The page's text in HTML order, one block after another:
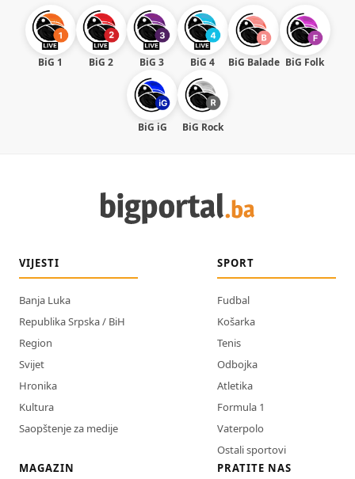
BiG 1 BiG 2 BiG 3 BiG 4 BiG Balade BiG Folk
BiG iG BiG Rock
VIJESTI
Banja Luka
Republika Srpska / BiH
Region
Svijet
Hronika
Kultura
Saopštenje za medije
SPORT
Fudbal
Košarka
Tenis
Odbojka
Atletika
Formula 1
Vaterpolo
Ostali sportovi
MAGAZIN
PRATITE NAS